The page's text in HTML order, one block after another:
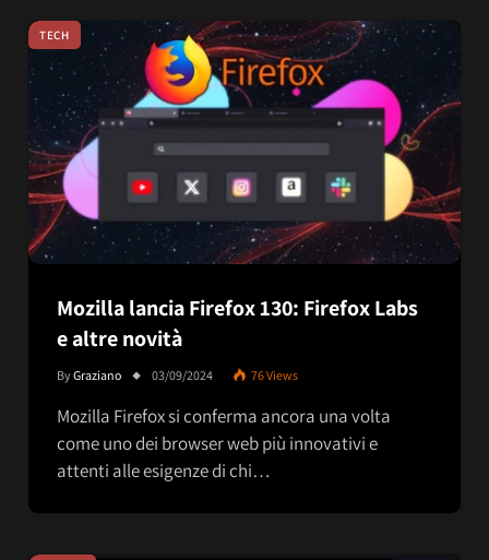
TECH
Mozilla lancia Firefox 130: Firefox Labs
e altre novità
ByGraziano 03/09/2024 76Views
Mozilla Firefox si conferma ancora una volta
come uno dei browser web più innovativi e
attenti alle esigenze di chi…